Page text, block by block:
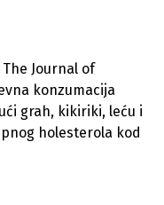
Journal of
konzumacija
grah, kikiriki, leću i
holesterola kod